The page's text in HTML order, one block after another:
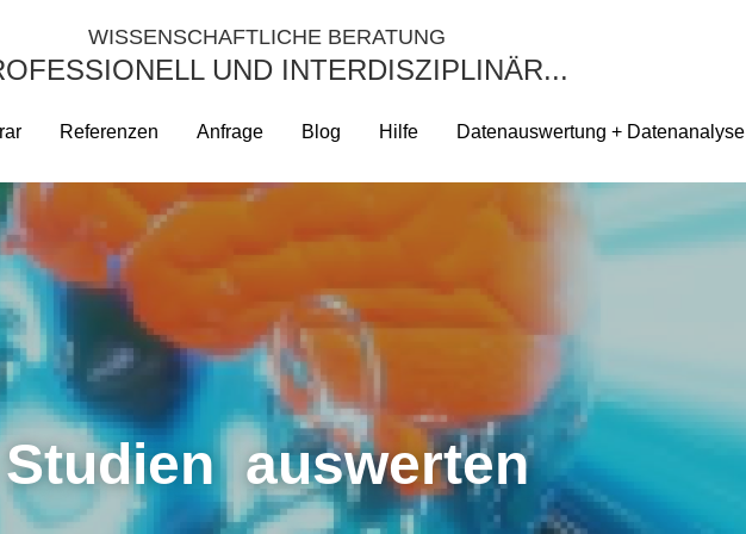
WISSENSCHAFTLICHE BERATUNG
UND INTERDISZIPLINÄR...
Referenzen Anfrage Blog Hilfe Datenauswertung + Datenanalyse
WISSENSCHAFTLICHE BERATUNG
UND INTERDISZIPLINÄR...
Referenzen Anfrage Blog Hilfe Datenauswertung + Datenanalyse
Studien  auswerten